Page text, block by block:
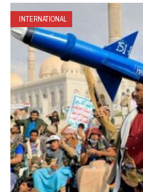
INTERNATIONAL